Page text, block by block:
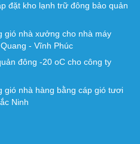
đặt kho lạnh trữ đông bảo quản
gió nhà xưởng cho nhà máy
- Vĩnh Phúc
đông -20 oC cho công ty
gió nhà hàng bằng cáp gió tươi
Ninh